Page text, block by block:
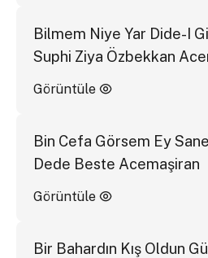
Bilmem Niye Yar Dide-I
Suphi Ziya Özbekkan
Görüntüle
Bin Cefa Görsem Ey
Dede Beste Acemaşiran
Görüntüle
Bir Bahardın Kış Oldun